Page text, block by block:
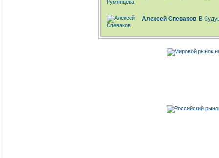
Алексей Спеваков: В